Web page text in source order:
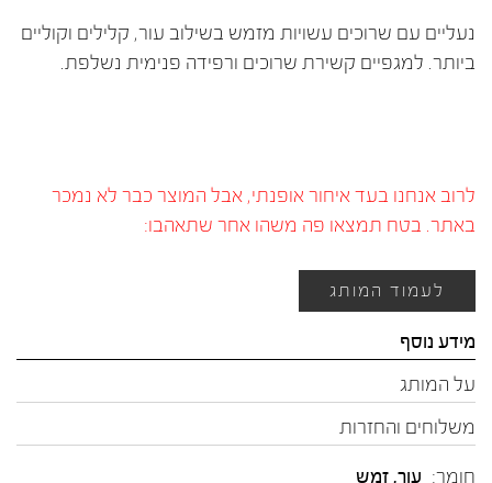
נעליים עם שרוכים עשויות מזמש בשילוב עור, קלילים וקוליים
ביותר. למגפיים קשירת שרוכים ורפידה פנימית נשלפת.
לרוב אנחנו בעד איחור אופנתי, אבל המוצר כבר לא נמכר
באתר. בטח תמצאו פה משהו אחר שתאהבו:
לעמוד המותג
מידע נוסף
על המותג
משלוחים והחזרות
חומר: עור, זמש